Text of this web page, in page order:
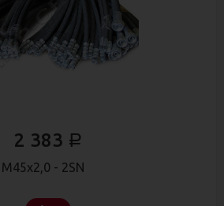
2 383 Р
- 2SN